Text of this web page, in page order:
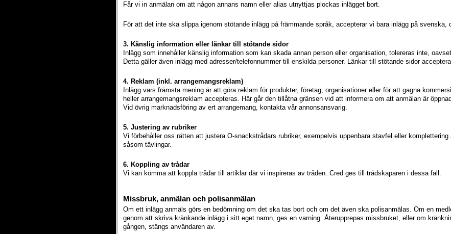
Får vi in anmälan om att någon annans namn eller alias utnyttjas plockas inlägget bort.
För att det inte ska slippa igenom stötande inlägg på främmande språk, accepterar vi bara inlägg på svenska,
3. Känslig information eller länkar till stötande sidor
Inlägg som innehåller känslig information som kan skada annan person eller organisation, tolereras inte,
Detta gäller även inlägg med adresser/telefonnummer till enskilda personer. Länkar till stötande sidor
4. Reklam (inkl. arrangemangsreklam)
Inlägg vars främsta mening är att göra reklam för produkter, företag, organisationer eller för att gagna
heller arrangemangsreklam accepteras. Här går den tillåtna gränsen vid att informera om att anmälan är
Vid övrig marknadsföring av ert arrangemang, kontakta vår annonsansvarig.
5. Justering av rubriker
Vi förbehåller oss rätten att justera O-snackstrådars rubriker, exempelvis uppenbara stavfel eller
såsom tävlingar.
6. Koppling av trådar
Vi kan komma att koppla trådar till artiklar där vi inspireras av tråden. Cred ges till trådskaparen i dessa fall.
Missbruk, anmälan och polisanmälan
Om ett inlägg anmäls görs en bedömning om det ska tas bort och om det även ska polisanmälas. Om en
genom att skriva kränkande inlägg i sitt eget namn, ges en varning. Återupprepas missbruket, eller om
gången, stängs användaren av.